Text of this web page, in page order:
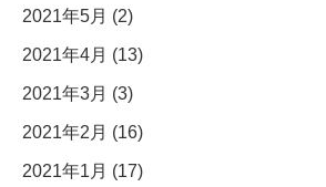
2021年5月 (2)
2021年4月 (13)
2021年3月 (3)
2021年2月 (16)
2021年1月 (17)